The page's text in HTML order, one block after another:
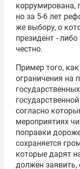
коррумирована,
но за 5-6 лет
же выбору, о
президент -
честно.
Пример того,
ограничения на
согласно
мероприятиях
поправки
сохраняется
которые дарят
должен заявить,